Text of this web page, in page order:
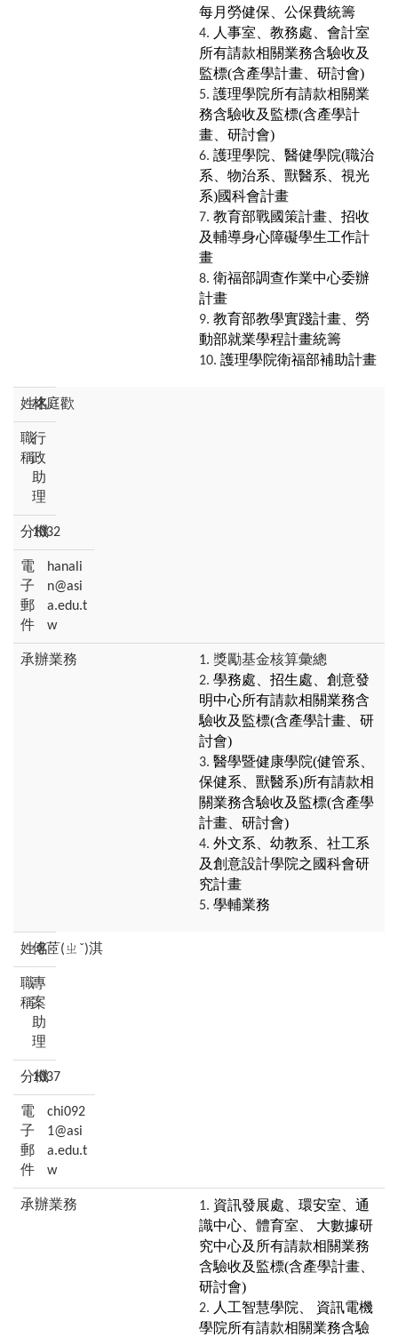
每月勞健保、公保費統籌
人事室、教務處、會計室
所有請款相關業務含驗收及
監標(含產學計畫、研討會)
護理學院所有請款相關業
務含驗收及監標(含產學計
畫、研討會)
護理學院、醫健學院(職治
系、物治系、獸醫系、視光
系)國科會計畫
教育部戰國策計畫、招收
及輔導身心障礙學生工作計
畫
衛福部調查作業中心委辦
計畫
教育部教學實踐計畫、勞
動部就業學程計畫統籌
護理學院衛福部補助計畫
林庭歡
行
政
助
理
1032
hanali
n@asi
a.edu.t
w
獎勵基金核算彙總
學務處、招生處、創意發
明中心所有請款相關業務含
驗收及監標(含產學計畫、研
討會)
醫學暨健康學院(健管系、
保健系、獸醫系)所有請款相
關業務含驗收及監標(含產學
計畫、研討會)
外文系、幼教系、社工系
及創意設計學院之國科會研
究計畫
學輔業務
傅茝(ㄓˇ)淇
專
案
助
理
1037
chi092
1@asi
a.edu.t
w
資訊發展處、環安室、通
識中心、體育室、 大數據研
究中心及所有請款相關業務
含驗收及監標(含產學計畫、
研討會)
人工智慧學院、 資訊電機
學院所有請款相關業務含驗